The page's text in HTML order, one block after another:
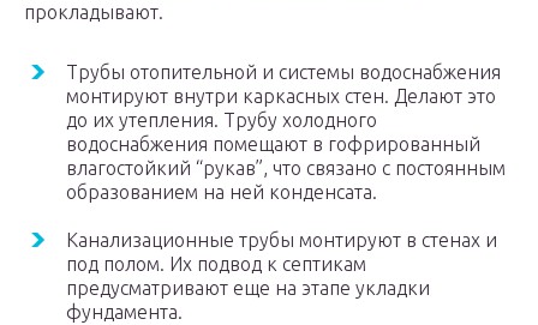
прокладывают.
Трубы отопительной и системы водоснабжения
монтируют внутри каркасных стен. Делают это
до их утепления. Трубу холодного
водоснабжения помещают в гофрированный
влагостойкий “рукав”, что связано с постоянным
образованием на ней конденсата.
Канализационные трубы монтируют в стенах и
под полом. Их подвод к септикам
предусматривают еще на этапе укладки
фундамента.